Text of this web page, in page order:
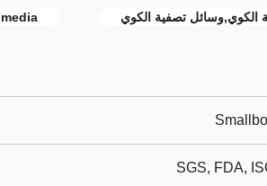
الكوي,وسائل تصفية الكوي
SGS, FDA,